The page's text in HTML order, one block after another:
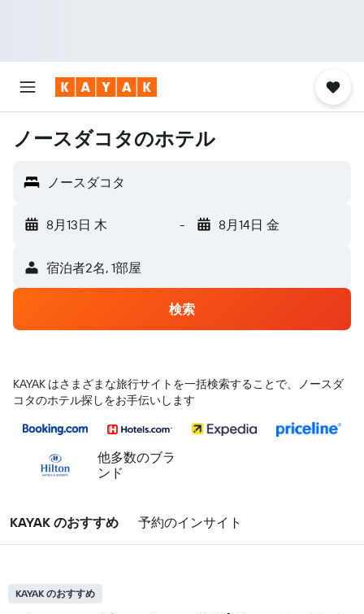
ノースダコタのホテル
ノースダコタ
8月13日 木 - 8月14日 金
宿泊者2名, 1​部屋
検索
KAYAK はさまざまな旅行サイトを一括検索することで、ノースダ
コタのホテル探しをお手伝いします
他多数のブラ
ンド
KAYAK のおすすめ 予約のインサイト
KAYAK のおすすめ